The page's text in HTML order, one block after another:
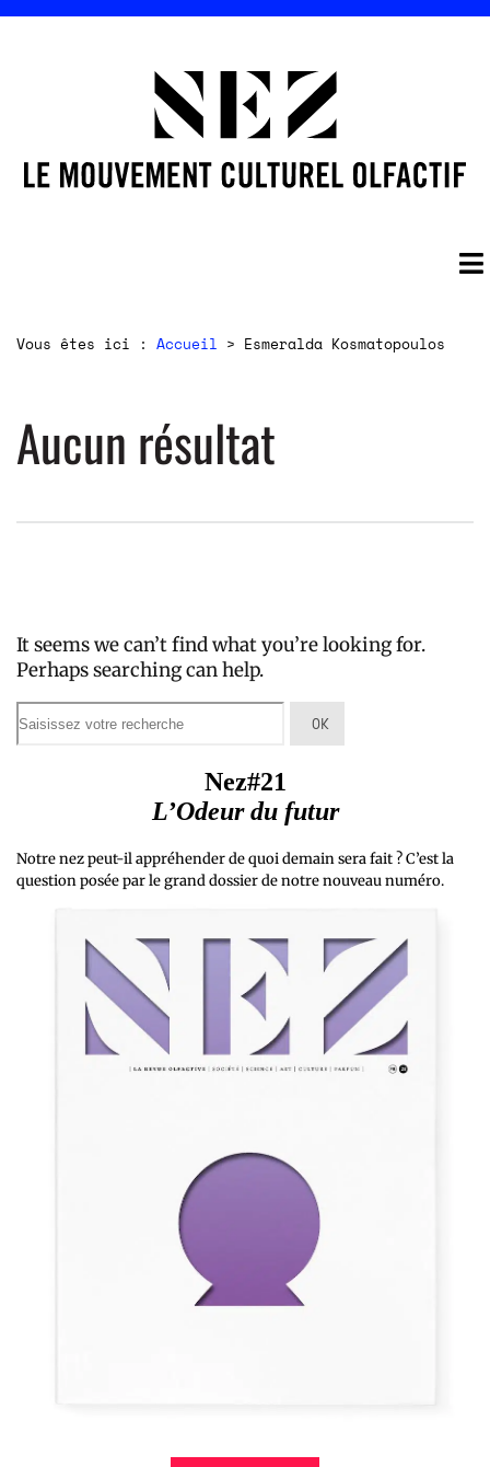
Vous êtes ici : Accueil > Esmeralda Kosmatopoulos
Aucun résultat
It seems we can’t find what you’re looking for.
Perhaps searching can help.
Nez#21
L’Odeur du futur
Notre nez peut-il appréhender de quoi demain sera fait ? C’est la
question posée par le grand dossier de notre nouveau numéro.